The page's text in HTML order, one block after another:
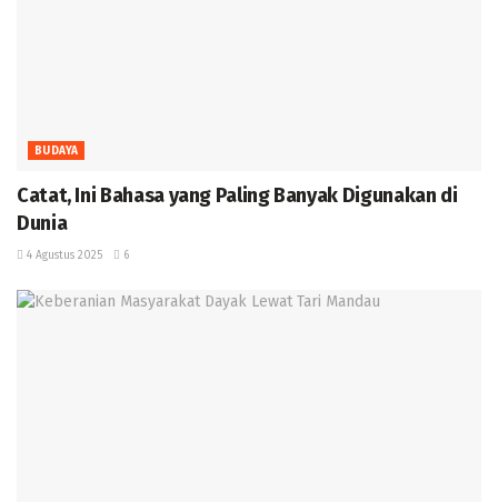
BUDAYA
‎Catat, Ini Bahasa yang Paling Banyak Digunakan di
Dunia ‎
4 Agustus 2025 6